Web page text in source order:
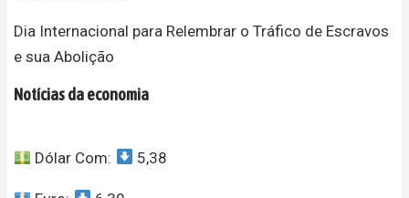
Dia Internacional para Relembrar o Tráfico de Escravos
e sua Abolição
Notícias da economia
Dólar Com: 5,38